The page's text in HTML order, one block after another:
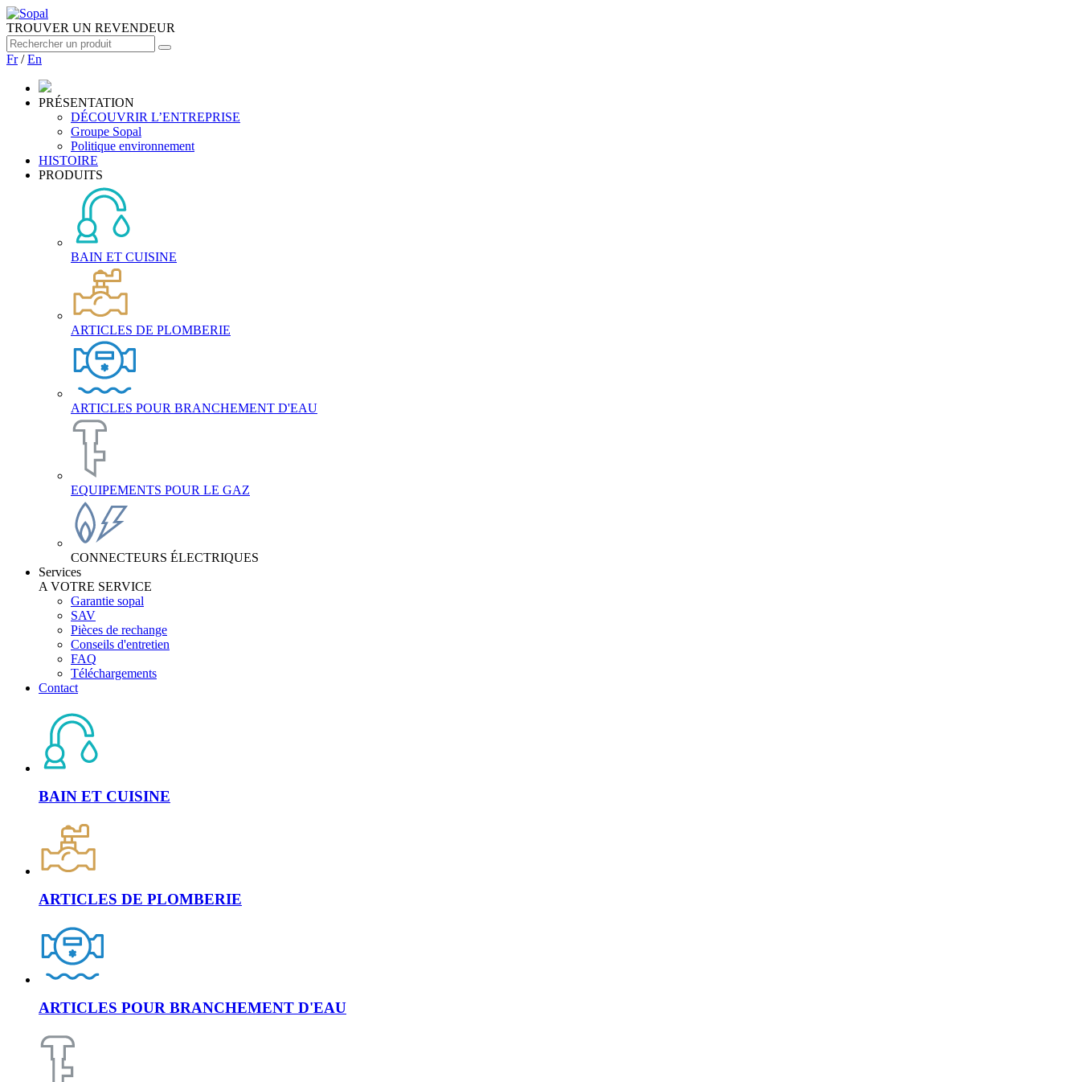
TROUVER UN REVENDEUR
Fr/En
PRÉSENTATION
DÉCOUVRIR L’ENTREPRISE
Groupe Sopal
Politique environnement
HISTOIRE
PRODUITS
BAIN ET CUISINE
ARTICLES DE PLOMBERIE
ARTICLES POUR BRANCHEMENT D'EAU
EQUIPEMENTS POUR LE GAZ
CONNECTEURS ÉLECTRIQUES
Services
A VOTRE SERVICE
Garantie sopal
SAV
Pièces de rechange
Conseils d'entretien
FAQ
Téléchargements
Contact
BAIN ET CUISINE
ARTICLES DE PLOMBERIE
ARTICLES POUR BRANCHEMENT D'EAU